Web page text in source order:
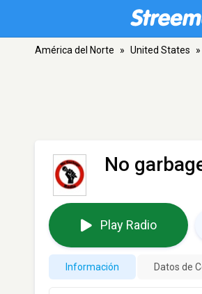
América del Norte » United States »
No
Play Radio
Información Datos de